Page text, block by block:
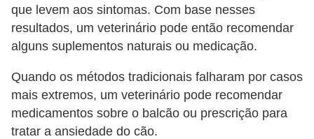
que levem aos sintomas. Com base nesses
resultados, um veterinário pode então recomendar
alguns suplementos naturais ou medicação.
Quando os métodos tradicionais falharam por casos
mais extremos, um veterinário pode recomendar
medicamentos sobre o balcão ou prescrição para
tratar a ansiedade do cão.